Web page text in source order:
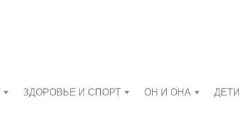
ЗДОРОВЬЕ И СПОРТ ОН И ОНА ДЕТИ